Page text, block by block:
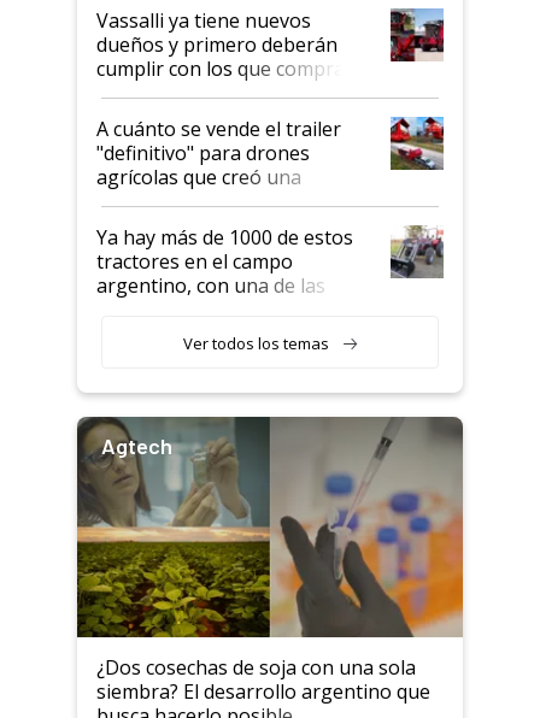
Vassalli ya tiene nuevos
dueños y primero deberán
cumplir con los que compraron
cosechadoras y todavía no las
recibieron: quién está detrás
del rescate de la empresa
A cuánto se vende el trailer
"definitivo" para drones
agrícolas que creó una
empresa argentina: "Veíamos a
contratistas invirtiendo miles
de dólares en drones de última
generación que luego eran
transportados de forma
Ya hay más de 1000 de estos
tractores en el campo
argentino, con una de las
integradas del mundo
Ver todos los temas
Agtech
¿Dos cosechas de soja con una sola
siembra? El desarrollo argentino que